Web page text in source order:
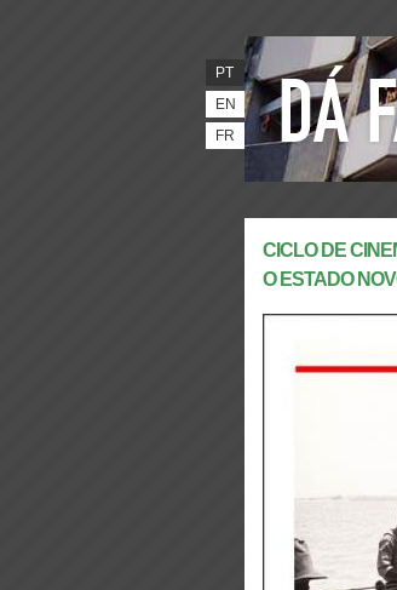
PT
EN
FR
CICLO DE
O ESTADO